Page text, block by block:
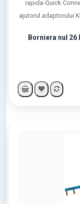
Borniera nul 26
rapida-Quick
ajutorul adaptorului